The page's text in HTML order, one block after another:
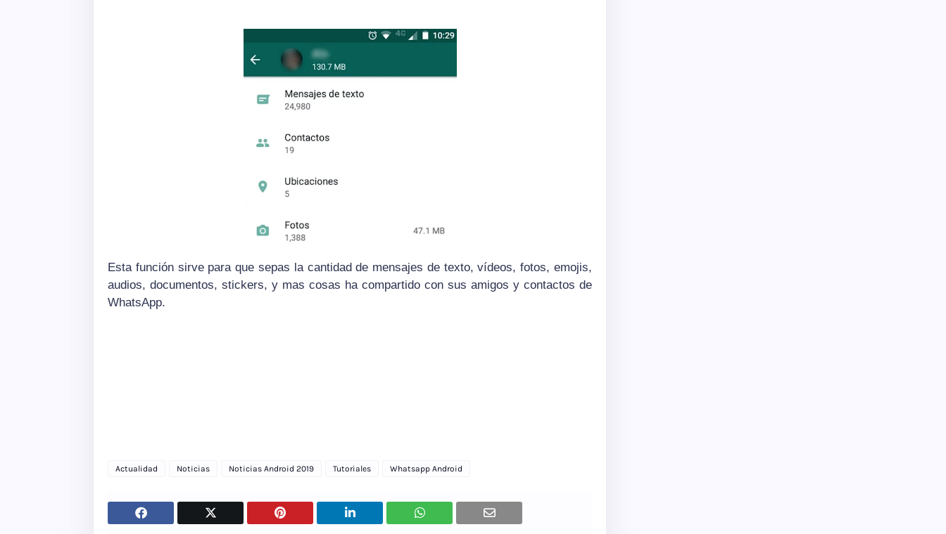
Esta función sirve para que sepas la cantidad de mensajes de texto,vídeos, fotos, emojis,
audios, documentos, stickers, y mas cosas ha compartido con sus amigos y contactos de
WhatsApp.
Actualidad Noticias Noticias Android 2019 Tutoriales Whatsapp Android